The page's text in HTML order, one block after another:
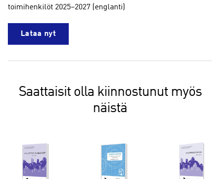
toimihenkilöt 2025–2027 (englanti)
Lataa nyt
Saattaisit olla kiinnostunut myös
näistä